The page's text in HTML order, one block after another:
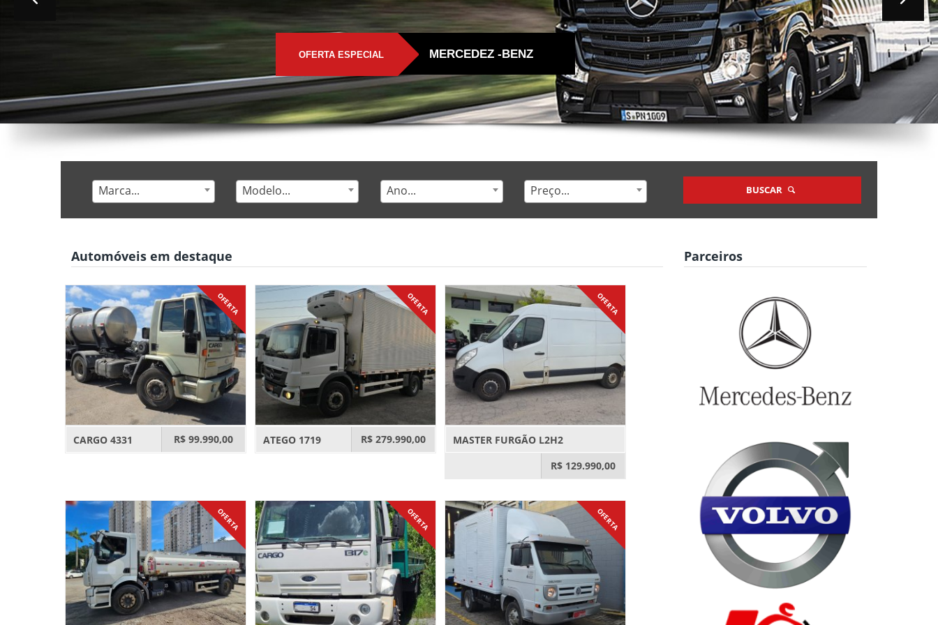
OFERTA ESPECIAL MERCEDEZ -BENZ
Marca... Modelo... Ano... Preço... BUSCAR
Automóveis em destaque
OFERTA
CARGO 4331 R$ 99.990,00
OFERTA
ATEGO 1719 R$ 279.990,00
OFERTA
MASTER FURGÃO L2H2
R$ 129.990,00
OFERTA OFERTA OFERTA
Parceiros